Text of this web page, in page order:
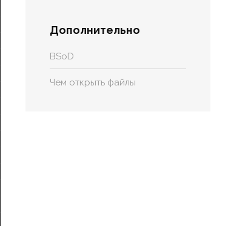
Дополнительно
BSoD
Чем открыть файлы